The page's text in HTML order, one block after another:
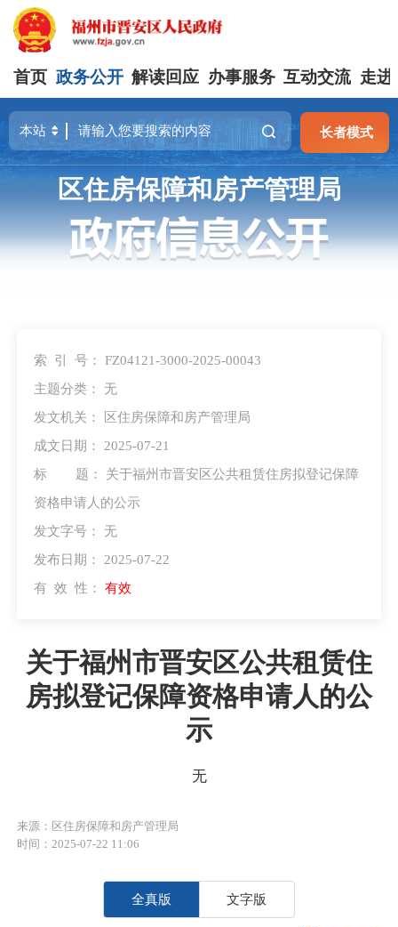
首页 政务公开 解读回应 办事服务 互动交流 走进
长者模式
区住房保障和房产管理局
索 引 号： FZ04121-3000-2025-00043
主题分类： 无
发文机关： 区住房保障和房产管理局
成文日期： 2025-07-21
标 题： 关于福州市晋安区公共租赁住房拟登记保障
资格申请人的公示
发文字号： 无
发布日期： 2025-07-22
有 效 性： 有效
关于福州市晋安区公共租赁住
房拟登记保障资格申请人的公
示
无
来源：区住房保障和房产管理局
时间：2025-07-22 11:06
全真版 文字版